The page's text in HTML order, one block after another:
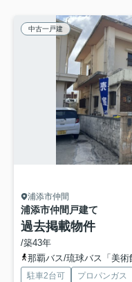
中古一戸建
浦添市仲間
浦添市仲間戸建て
過去掲載物件
/築43年
那覇バス/琉球バス「美
駐車2台可 プロパンガス